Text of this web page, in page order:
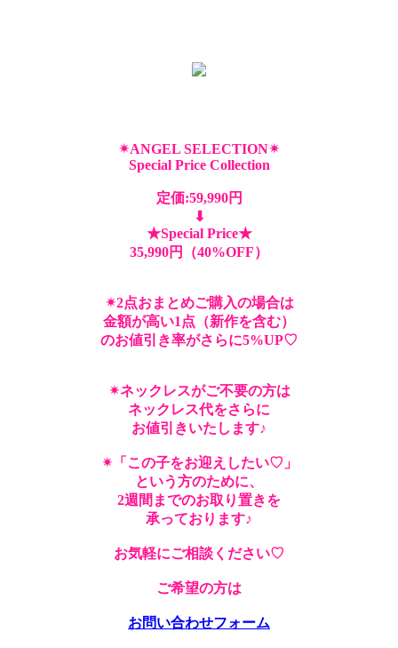
✴︎ANGEL SELECTION✴︎
Special Price Collection
定価:59,990円
⬇︎
★Special Price★
35,990円（40%OFF）
✴︎2点おまとめご購入の場合は
金額が高い1点（新作を含む）
のお値引き率がさらに5%UP♡
✴︎ネックレスがご不要の方は
ネックレス代をさらに
お値引きいたします♪
✴︎「この子をお迎えしたい♡」
という方のために、
2週間までのお取り置きを
承っております♪
お気軽にご相談ください♡
ご希望の方は
お問い合わせフォーム